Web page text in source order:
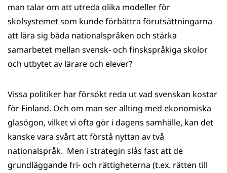
man talar om att utreda olika modeller för
skolsystemet som kunde förbättra förutsättningarna
att lära sig båda nationalspråken och stärka
samarbetet mellan svensk- och finskspråkiga skolor
och utbytet av lärare och elever?
Vissa politiker har försökt reda ut vad svenskan kostar
för Finland. Och om man ser allting med ekonomiska
glasögon, vilket vi ofta gör i dagens samhälle, kan det
kanske vara svårt att förstå nyttan av två
nationalspråk. Men i strategin slås fast att de
grundläggande fri- och rättigheterna (t.ex. rätten till